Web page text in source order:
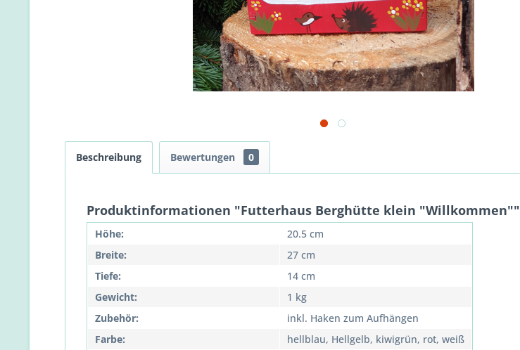
Beschreibung Bewertungen 0
Produktinformationen "Futterhaus Berghütte klein "Willkommen""
Höhe:
20.5 cm
Breite:
27 cm
Tiefe:
14 cm
Gewicht:
1 kg
Zubehör:
inkl. Haken zum Aufhängen
Farbe:
hellblau, Hellgelb, kiwigrün, rot, weiß